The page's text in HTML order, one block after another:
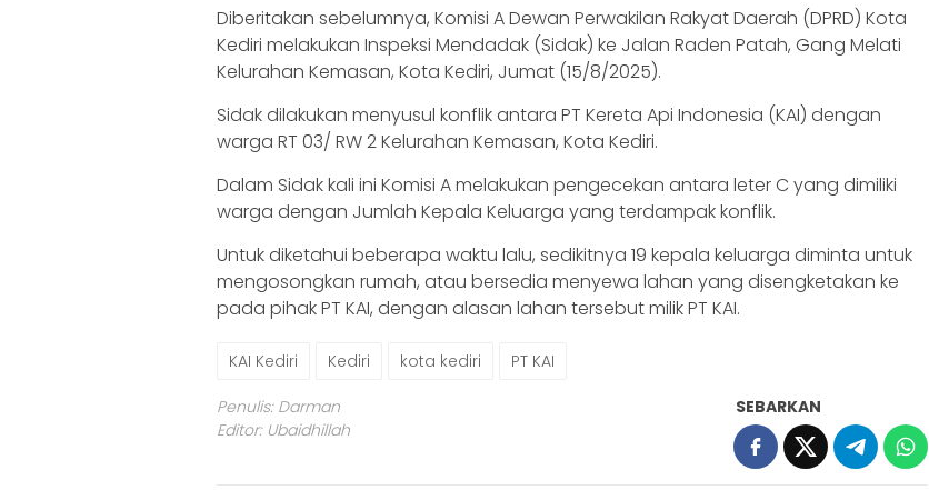
Diberitakan sebelumnya, Komisi A Dewan Perwakilan Rakyat Daerah (DPRD) Kota
Kediri melakukan Inspeksi Mendadak (Sidak) ke Jalan Raden Patah, Gang Melati
Kelurahan Kemasan, Kota Kediri, Jumat (15/8/2025).
Sidak dilakukan menyusul konflik antara PT Kereta Api Indonesia (KAI) dengan
warga RT 03/ RW 2 Kelurahan Kemasan, Kota Kediri.
Dalam Sidak kali ini Komisi A melakukan pengecekan antara leter C yang dimiliki
warga dengan Jumlah Kepala Keluarga yang terdampak konflik.
Untuk diketahui beberapa waktu lalu, sedikitnya 19 kepala keluarga diminta untuk
mengosongkan rumah, atau bersedia menyewa lahan yang disengketakan ke
pada pihak PT KAI, dengan alasan lahan tersebut milik PT KAI.
KAI Kediri Kediri kota kediri PT KAI
Penulis: Darman
Editor: Ubaidhillah
SEBARKAN